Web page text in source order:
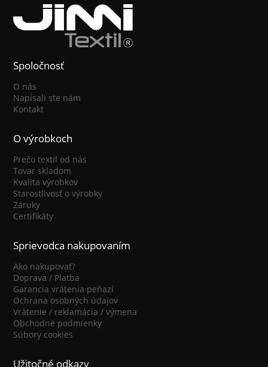
Spoločnosť
O nás
Napísali ste nám
Kontakt
O výrobkoch
Prečo textil od nás
Tovar skladom
Kvalita výrobkov
Starostlivosť o výrobky
Záruky
Certifikáty
Sprievodca nakupovaním
Ako nakupovať?
Doprava / Platba
Garancia vrátenia peňazí
Ochrana osobných údajov
Vrátenie / reklamácia / výmena
Obchodné podmienky
Súbory cookies
Užitočné odkazy